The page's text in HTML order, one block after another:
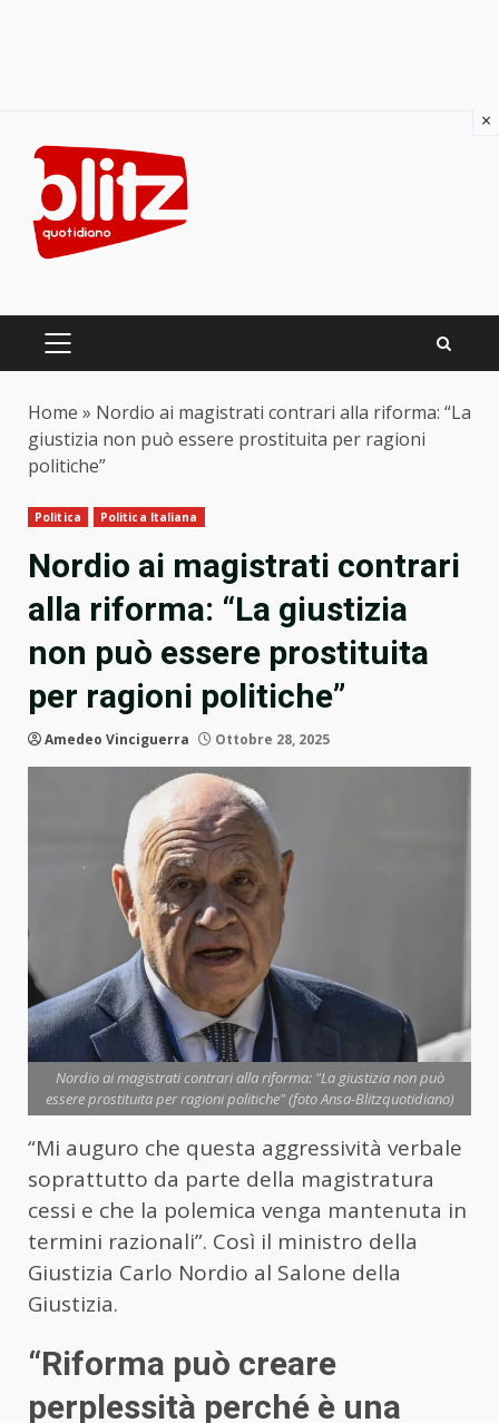
content
PRIMARY
Home » Nordio ai magistrati contrari alla riforma: “La
giustizia non può essere prostituita per ragioni
politiche”
Politica Politica Italiana
Nordio ai magistrati contrari
alla riforma: “La giustizia
non può essere prostituita
per ragioni politiche”
Amedeo Vinciguerra Ottobre 28, 2025
Nordio ai magistrati contrari alla riforma: "La giustizia non può
essere prostituita per ragioni politiche" (foto Ansa-Blitzquotidiano)
“Mi auguro che questa aggressività verbale
soprattutto da parte della magistratura
cessi e che la polemica venga mantenuta in
termini razionali”. Così il ministro della
Giustizia Carlo Nordio al Salone della
Giustizia.
“Riforma può creare
perplessità perché è una
×